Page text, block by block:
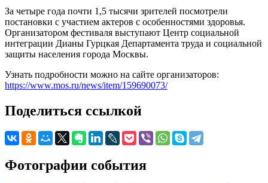
За четыре года почти 1,5 тысячи зрителей посмотрели
постановки с участием актеров с особенностями здоровья.
Организатором фестиваля выступают Центр социальной
интеграции Дианы Гурцкая Департамента труда и социальной
защиты населения города Москвы.
Узнать подробности можно на сайте организаторов:
https://www.mos.ru/news/item/159690073/
Поделиться ссылкой
Фотографии события